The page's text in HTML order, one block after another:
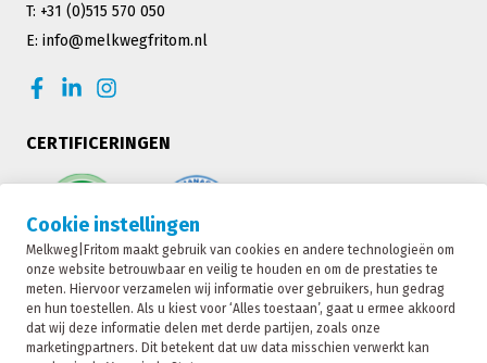
Cookie instellingen
Melkweg|Fritom maakt gebruik van cookies en andere technologieën om
onze website betrouwbaar en veilig te houden en om de prestaties te
meten. Hiervoor verzamelen wij informatie over gebruikers, hun gedrag
en hun toestellen. Als u kiest voor ‘Alles toestaan’, gaat u ermee akkoord
dat wij deze informatie delen met derde partijen, zoals onze
marketingpartners. Dit betekent dat uw data misschien verwerkt kan
T: +31 (0)515 570 050
E: info@melkwegfritom.nl
CERTIFICERINGEN